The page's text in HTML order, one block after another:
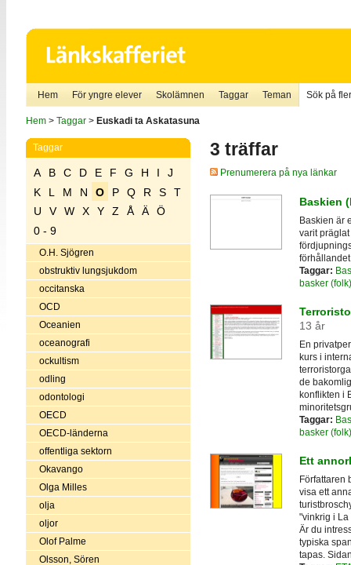
Hem För yngre elever Skolämnen Taggar Teman Sök på
Hem> Taggar> Euskadi ta Askatasuna
Taggar
A B C D E F G H I
J
K
L M N O P Q R S
T
U
V W X Y Z Å Ä
Ö
0 - 9
O.H. Sjögren
obstruktiv lungsjukdom
occitanska
OCD
Oceanien
oceanografi
ockultism
odling
odontologi
OECD
OECD-länderna
offentliga sektorn
Okavango
Olga Milles
olja
oljor
Olof Palme
Olsson, Sören
3 träffar
Prenumerera på nya länkar
Baskien
Baskien är
varit
Taggar:
basker (folk)
13 år
En
kurs i
de
konflikten i
Taggar:
basker (folk)
Ett
Författaren
visa ett
"vinkrig i La
Är du
typiska
tapas.